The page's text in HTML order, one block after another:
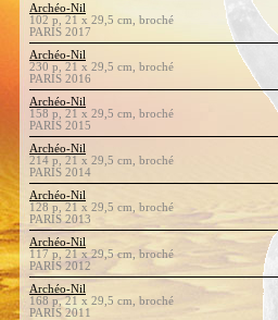
Archéo-Nil
102 p, 21 x 29,5 cm, broché
PARIS 2017
Archéo-Nil
230 p, 21 x 29,5 cm, broché
PARIS 2016
Archéo-Nil
158 p, 21 x 29,5 cm, broché
PARIS 2015
Archéo-Nil
214 p, 21 x 29,5 cm, broché
PARIS 2014
Archéo-Nil
128 p, 21 x 29,5 cm, broché
PARIS 2013
Archéo-Nil
117 p, 21 x 29,5 cm, broché
PARIS 2012
Archéo-Nil
168 p, 21 x 29,5 cm, broché
PARIS 2011